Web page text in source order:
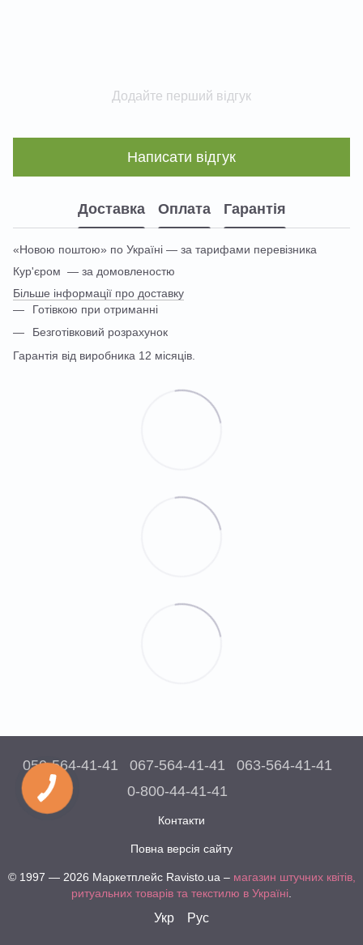
Додайте перший відгук
Написати відгук
Доставка Оплата Гарантія
«Новою поштою» по Україні — за тарифами перевізника
Кур'єром — за домовленостю
Більше інформації про доставку
Готівкою при отриманні
Безготівковий розрахунок
Гарантія від виробника 12 місяців.
050-564-41-41 067-564-41-41
063-564-41-41
0-800-44-41-41
Контакти
Повна версія сайту
© 1997 — 2026 Маркетплейс Ravisto.ua – магазин штучних квітів,
ритуальних товарів та текстилю в Україні
Укр Рус